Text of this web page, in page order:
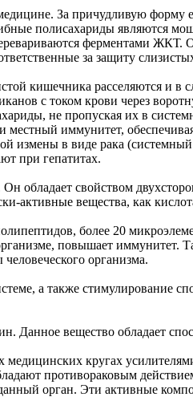
За причудливую
полисахариды являются
ферментами ЖКТ.
за защиту
кишечника расселяются и в
с током крови через
не пропуская их в
иммунитет,
измены в виде рака
при гепатитах.
обладает свойством
активные вещества, как
более 20
повышает иммунитет.
организма.
а также стимулирование
Данное вещество обладает
кругах
противораковым
орган. Эти активные